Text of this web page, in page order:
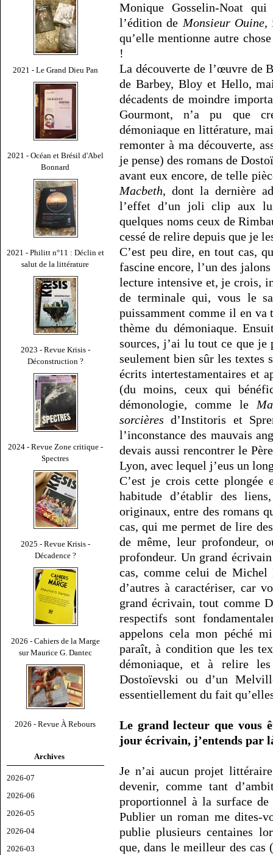
2021 - Le Grand Dieu Pan
2021 - Océan et Brésil d'Abel
Bonnard
2021 - Philitt n°11 : Déclin et
salut de la littérature
2023 - Revue Krisis -
Déconstruction ?
2024 - Revue Zone critique -
Spectres
2025 - Revue Krisis -
Décadence ?
2026 - Cahiers de la Marge
sur Maurice G. Dantec
2026 - Revue À Rebours
Archives
2026-07
2026-06
2026-05
2026-04
2026-03
Monique Gosselin-Noat
l’édition de Monsieur Ouine,
qu’elle mentionne autre
!
La découverte de l’œuvre de
de Barbey, Bloy et Hello,
décadents de moindre
Gourmont, n’a pu que
démoniaque en littérature,
remonter à ma découverte,
je pense) des romans de
avant eux encore, de telle
Macbeth, dont la dernière
l’effet d’un joli clip aux
quelques noms ceux de
cessé de relire depuis que je
C’est peu dire, en tout cas,
fascine encore, l’un des
lecture intensive et, je crois,
de terminale qui, vous le
puissamment comme il en
thème du démoniaque.
sources, j’ai lu tout ce que
seulement bien sûr les textes
écrits intertestamentaires et
(du moins, ceux qui
démonologie, comme le
sorcières d’Institoris et
l’inconstance des mauvais
devais aussi rencontrer le
Lyon, avec lequel j’eus un
C’est je crois cette plongée
habitude d’établir des
originaux, entre des romans
cas, qui me permet de lire
de même, leur profondeur,
profondeur. Un grand
cas, comme celui de
d’autres à caractériser, car
grand écrivain, tout comme
respectifs sont
appelons cela mon péché
paraît, à condition que les
démoniaque, et à relire les
Dostoïevski ou d’un
essentiellement du fait
Le grand lecteur que vous
jour écrivain, j’entends par
Je n’ai aucun projet
devenir, comme tant
proportionnel à la surface
Publier un roman me dites-
publie plusieurs centaines
que, dans le meilleur des cas